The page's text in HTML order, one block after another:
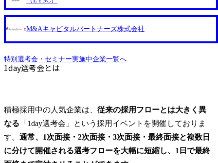
イアントは保険・証券、製造業、通信メディアなどの民間企
た、事業をリードする経営陣・MD陣は開発経験のあるテク
ノロジー知見に長けたメンバーと、クライアントに価値提供
る質の高いアプリケーションや技術力が必要であると強く理
解したMBBや外資系総合ファームStrategy部門出身者が融合
コンサルティングサービスに従事いただきます。 また、組
織の柔軟性が高いため、希望があればメンバークラスであっ
ても案件獲得に向けた提案活動に関わることができます。
例として下記のようなプロジェクトに参画いただきます。 ●
主なプロジェクト事例(一部抜粋) ※ご経歴やご希望を参考に
わず)経験あるいはITコンサルティング経験をお持ちの方(2
年以上) ・論理的思考能力、高いコミュニケーション能力 ・
顧客折衝経験 ● 歓迎(WANT) ・顧客の課題に対する深い分析
力と問題解決に向けたアプローチ構築力 ・会社と成長して
級以上の英語力をお持ちの方
て、しっかりと1人ずつ議論をして評価を決めています。 3.
長をサポート 「パフォーマンスレビューミーティング」
は、評価の場ですが、それとは別に育成の議論の場として
員のさらなる成長のため、アサイン変更や抜擢人事、キャリ
アバンドごとに必要な教育など、育成に焦点をあてた内容に
ため、ご自宅からご参加いただけます。 ご参加枠に限りが
ございますので、当日キャンセルの無いようお願いいたしま
す。 9:00～ 会社説明(執行役員にて予定) 10:00～ 面接(50分
前後/回 1～2回) ※1次通過者は、同日に2次面接実施となり
ます。 ※開始時間・面接回数の変更はございます。 ※WEB
トの仕事です。また、英語学習に終わりはありません。学習
を継続しなければせっかく学習した内容も忘れてしまいま
す。コースを卒業されるお客様に、英語学習の継続の必要性
タービル、品川、目黒、横浜、名古屋、阪急梅田、神戸三
宮、京都河原町 受動喫煙対策 : 屋内禁煙(屋外喫煙所あり) オ
経過している方 ・日本での顧客折衝経験や正規留学経験が
ある方 ※お客様とのコミュニケーション・社内コミュニケ
ーションともに日本語必須となります。 ●求める人物像 GRI
Tは創業時の社名であり、我々は常に GRIT(やり抜くこと)を
大事にしてきました。 加えて、以下の5つのValue(5grit)を価
値観としてお持ちで、既に体現している方と一緒に働きたい
M&Aキャピタルパートナーズ株式会社
特別選考会・セミナー実施中企業一覧へ
1day選考会とは
積極採用中の人気企業は、 従来の採用フローとは大きく異
なる 「1day選考会」という採用イベントを開催しておりま
す。 通常、1次面接・2次面接・3次面接・最終面接と複数日
に分けて開催される選考フローを大幅に短縮し、1日で最終